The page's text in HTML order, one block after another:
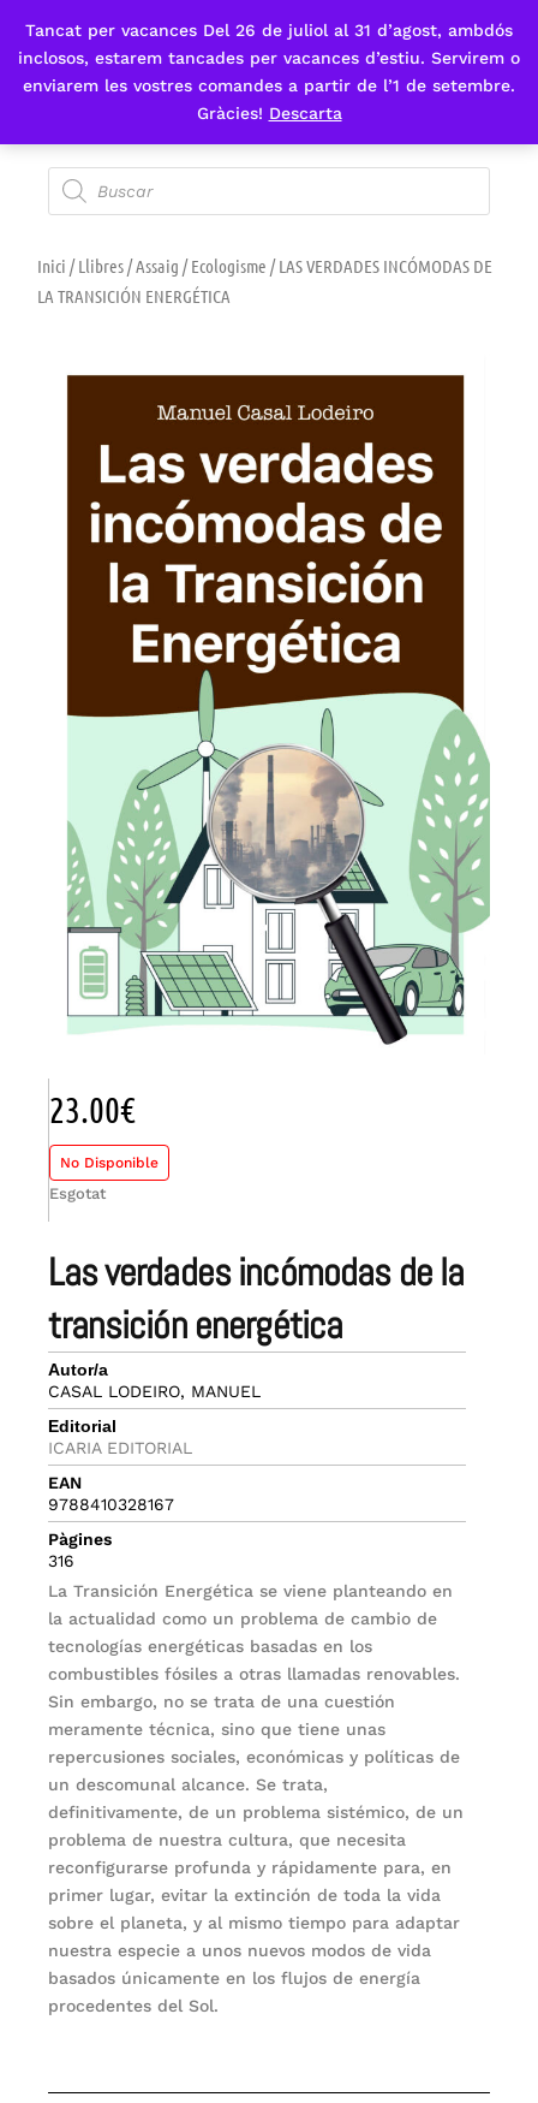
Tancat per vacances Del 26 de juliol al 31 d’agost, ambdós
inclosos, estarem tancades per vacances d’estiu. Servirem o
enviarem les vostres comandes a partir de l’1 de setembre.
Gràcies! Descarta
Fes-te'n sòcia
Inici /Llibres/Assaig /Ecologisme / LAS VERDADES INCÓMODAS DE
LA TRANSICIÓN ENERGÉTICA
las verdades incómodas de la
transición energética
Autor/a
CASAL LODEIRO, MANUEL
Editorial
ICARIA EDITORIAL
EAN
9788410328167
Pàgines
316
La Transición Energética se viene planteando en
la actualidad como un problema de cambio de
tecnologías energéticas basadas en los
combustibles fósiles a otras llamadas renovables.
Sin embargo, no se trata de una cuestión
meramente técnica, sino que tiene unas
repercusiones sociales, económicas y políticas de
un descomunal alcance. Se trata,
definitivamente, de un problema sistémico, de un
problema de nuestra cultura, que necesita
reconfigurarse profunda y rápidamente para, en
primer lugar, evitar la extinción de toda la vida
sobre el planeta, y al mismo tiempo para adaptar
nuestra especie a unos nuevos modos de vida
basados únicamente en los flujos de energía
procedentes del Sol.
23.00€
No Disponible
Esgotat